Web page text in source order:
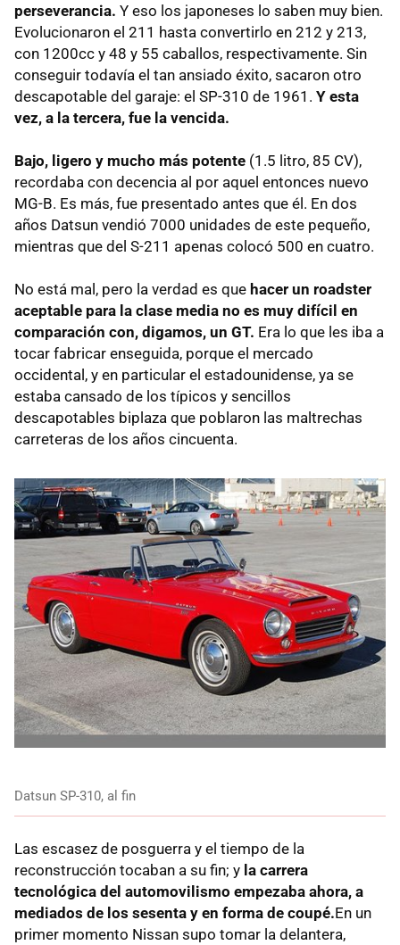
perseverancia. Y eso los japoneses lo saben muy bien.
Evolucionaron el 211 hasta convertirlo en 212 y 213,
con 1200cc y 48 y 55 caballos, respectivamente. Sin
conseguir todavía el tan ansiado éxito, sacaron otro
descapotable del garaje: el SP-310 de 1961. Y esta
vez, a la tercera, fue la vencida.
Bajo, ligero y mucho más potente (1.5 litro, 85 CV),
recordaba con decencia al por aquel entonces nuevo
MG-B. Es más, fue presentado antes que él. En dos
años Datsun vendió 7000 unidades de este pequeño,
mientras que del S-211 apenas colocó 500 en cuatro.
No está mal, pero la verdad es que hacer un roadster
aceptable para la clase media no es muy difícil en
comparación con, digamos, un GT. Era lo que les iba a
tocar fabricar enseguida, porque el mercado
occidental, y en particular el estadounidense, ya se
estaba cansado de los típicos y sencillos
descapotables biplaza que poblaron las maltrechas
carreteras de los años cincuenta.
Datsun SP-310, al fin
Las escasez de posguerra y el tiempo de la
reconstrucción tocaban a su fin; y la carrera
tecnológica del automovilismo empezaba ahora, a
mediados de los sesenta y en forma de coupé.En un
primer momento Nissan supo tomar la delantera,